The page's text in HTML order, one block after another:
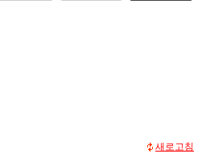
새로고침